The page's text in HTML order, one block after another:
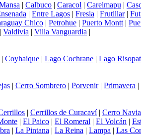
| Calbuco | Caracol | Carelmapu |
| Entre Lagos | Fresia | Frutillar|
Chico | Petrohue | Puerto Montt |
| Valdivia | Villa Vanguardia |
| Coyhaique | Lago Cochrane | Lago
| Cerro Sombrero | Porvenir| Primavera |
| Cerrillos de Curacaví| Cerro Navia
| El Paico | El Romeral | El Volcán |
| La Pintana | La Reina | Lampa | Las